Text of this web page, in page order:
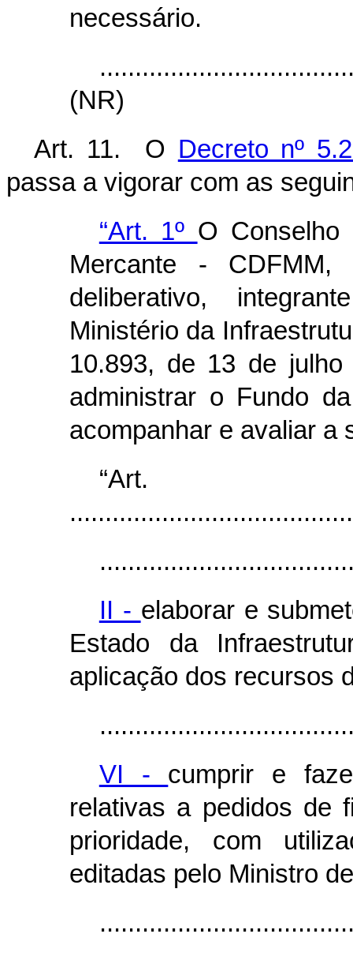
necessário.
(NR)
Art. 11. O Decreto nº
passa a vigorar com as
“Art. 1º O Conselho
Mercante - CDFMM,
deliberativo,
Ministério da
10.893, de 13 de
administrar o Fundo
acompanhar e avaliar a
II - elaborar e
Estado da
aplicação dos recursos
VI - cumprir e
relativas a pedidos de
prioridade, com
editadas pelo Ministro